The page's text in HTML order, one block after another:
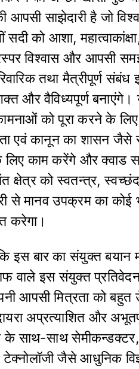
साझेदारी है जो
सदी को आशा,
विश्वास और आपसी
तथा मैत्रीपूर्ण
और वैविध्यपूर्ण बनाएंगे।
को पूरा करने के लिए
एवं कानून का शासन जैसे
काम करेंगे और क्वाड
को स्वतन्त्र,
से मानव उपक्रम का कोई
करेगा।
इस बार का संयुक्त
वाले इस संयुक्त
आपसी मित्रता को
अप्रत्याशित और
के साथ-साथ
जैसे आधुनिक